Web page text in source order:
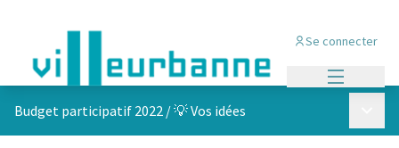
Se connecter
Budget participatif 2022 /💡 Vos idées